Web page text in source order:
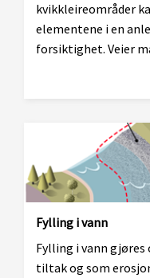
kvikkleireområder
elementene i en
forsiktighet. Veier
kompenserende
trygg
Fylling i vann
Fylling i vann
tiltak og som